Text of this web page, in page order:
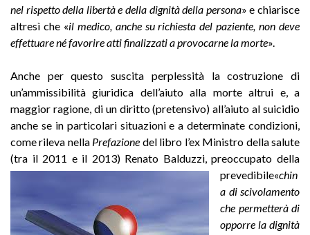
nel rispetto della libertà e della dignità della persona» e chiarisce
altresì che «il medico, anche su richiesta del paziente, non deve
effettuare né favorire atti finalizzati a provocarne la morte».
Anche per questo suscita perplessità la costruzione di
un’ammissibilità giuridica dell’aiuto alla morte altrui e, a
maggior ragione, di un diritto (pretensivo) all’aiuto al suicidio
anche se in particolari situazioni e a determinate condizioni,
come rileva nella Prefazione del libro l’ex Ministro della salute
(tra il 2011 e il 2013) Renato Balduzzi, preoccupato della
prevedibile«chin
a di scivolamento
che permetterà di
opporre la dignità